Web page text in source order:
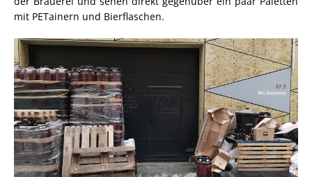
mit PETainern und Bierflaschen.